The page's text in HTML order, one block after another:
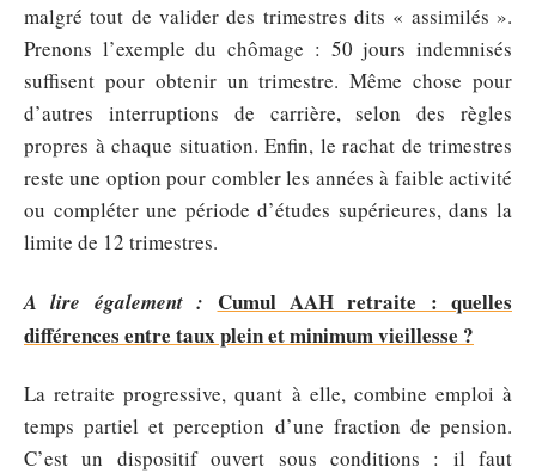
malgré tout de valider des trimestres dits « assimilés ».
Prenons l’exemple du chômage : 50 jours indemnisés
suffisent pour obtenir un trimestre. Même chose pour
d’autres interruptions de carrière, selon des règles
propres à chaque situation. Enfin, le rachat de trimestres
reste une option pour combler les années à faible activité
ou compléter une période d’études supérieures, dans la
limite de 12 trimestres.
A lire également : Cumul AAH retraite : quelles
différences entre taux plein et minimum vieillesse ?
La retraite progressive, quant à elle, combine emploi à
temps partiel et perception d’une fraction de pension.
C’est un dispositif ouvert sous conditions : il faut